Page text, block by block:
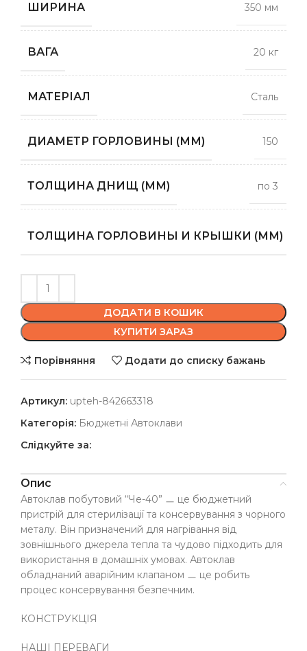
ШИРИНА 350 мм
ВАГА 20 кг
МАТЕРІАЛ Сталь
ДИАМЕТР ГОРЛОВИНЫ (ММ) 150
ТОЛЩИНА ДНИЩ (ММ) по 3
ТОЛЩИНА ГОРЛОВИНЫ И КРЫШКИ (ММ)
ДОДАТИ В КОШИК
КУПИТИ ЗАРАЗ
Порівняння Додати до списку бажань
Артикул: upteh-842663318
Категорія: Бюджетні Автоклави
Слідкуйте за:
Опис
Автоклав побутовий “Че-40” ㅡ це бюджетний
пристрій для стерилізації та консервування з чорного
металу. Він призначений для нагрівання від
зовнішнього джерела тепла та чудово підходить для
використання в домашніх умовах. Автоклав
обладнаний аварійним клапаном ㅡ це робить
процес консервування безпечним.
КОНСТРУКЦІЯ
НАШІ ПЕРЕВАГИ